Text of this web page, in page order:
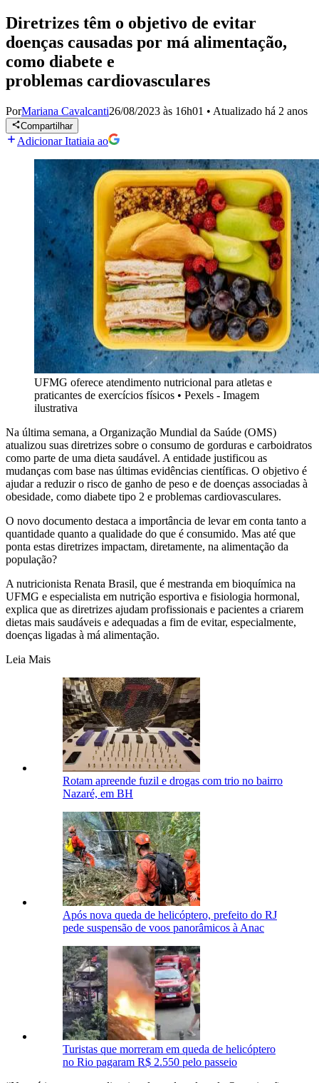
Diretrizes têm o objetivo de evitar
doenças causadas por má alimentação,
como diabete e
problemas cardiovasculares
PorMariana Cavalcanti26/08/2023 às 16h01 • Atualizado há 2 anos
Compartilhar
Adicionar Itatiaia ao
UFMG oferece atendimento nutricional para atletas e
praticantes de exercícios físicos • Pexels - Imagem
ilustrativa
Na última semana, a Organização Mundial da Saúde (OMS)
atualizou suas diretrizes sobre o consumo de gorduras e carboidratos
como parte de uma dieta saudável. A entidade justificou as
mudanças com base nas últimas evidências científicas. O objetivo é
ajudar a reduzir o risco de ganho de peso e de doenças associadas à
obesidade, como diabete tipo 2 e problemas cardiovasculares.
O novo documento destaca a importância de levar em conta tanto a
quantidade quanto a qualidade do que é consumido. Mas até que
ponta estas diretrizes impactam, diretamente, na alimentação da
população?
A nutricionista Renata Brasil, que é mestranda em bioquímica na
UFMG e especialista em nutrição esportiva e fisiologia hormonal,
explica que as diretrizes ajudam profissionais e pacientes a criarem
dietas mais saudáveis e adequadas a fim de evitar, especialmente,
doenças ligadas à má alimentação.
Leia Mais
Rotam apreende fuzil e drogas com trio no bairro
Nazaré, em BH
Após nova queda de helicóptero, prefeito do RJ
pede suspensão de voos panorâmicos à Anac
Turistas que morreram em queda de helicóptero
no Rio pagaram R$ 2.550 pelo passeio